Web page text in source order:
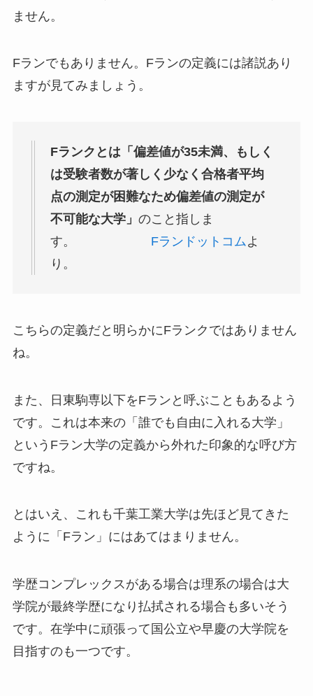
ません。
Fランでもありません。Fランの定義には諸説あり
ますが見てみましょう。
Fランクとは「偏差値が35未満、もしく
は受験者数が著しく少なく合格者平均
点の測定が困難なため偏差値の測定が
不可能な大学」 のこと指しま
す。 Fランドットコムよ
り。
こちらの定義だと明らかにFランクではありません
ね。
また、日東駒専以下をFランと呼ぶこともあるよう
です。これは本来の「誰でも自由に入れる大学」
というFラン大学の定義から外れた印象的な呼び方
ですね。
とはいえ、これも千葉工業大学は先ほど見てきた
ように「Fラン」にはあてはまりません。
学歴コンプレックスがある場合は理系の場合は大
学院が最終学歴になり払拭される場合も多いそう
です。在学中に頑張って国公立や早慶の大学院を
目指すのも一つです。